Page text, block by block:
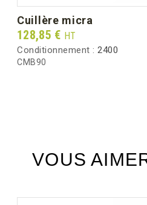
cuillère micra
Prix
128,85 € HT
Conditionnement : 2400
CMB90
VOUS